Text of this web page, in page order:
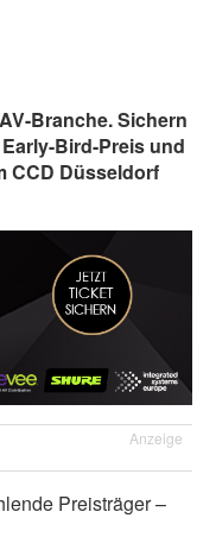
Branche. Sichern
Bird-Preis und
CCD Düsseldorf
Anzeige
Preisträger –